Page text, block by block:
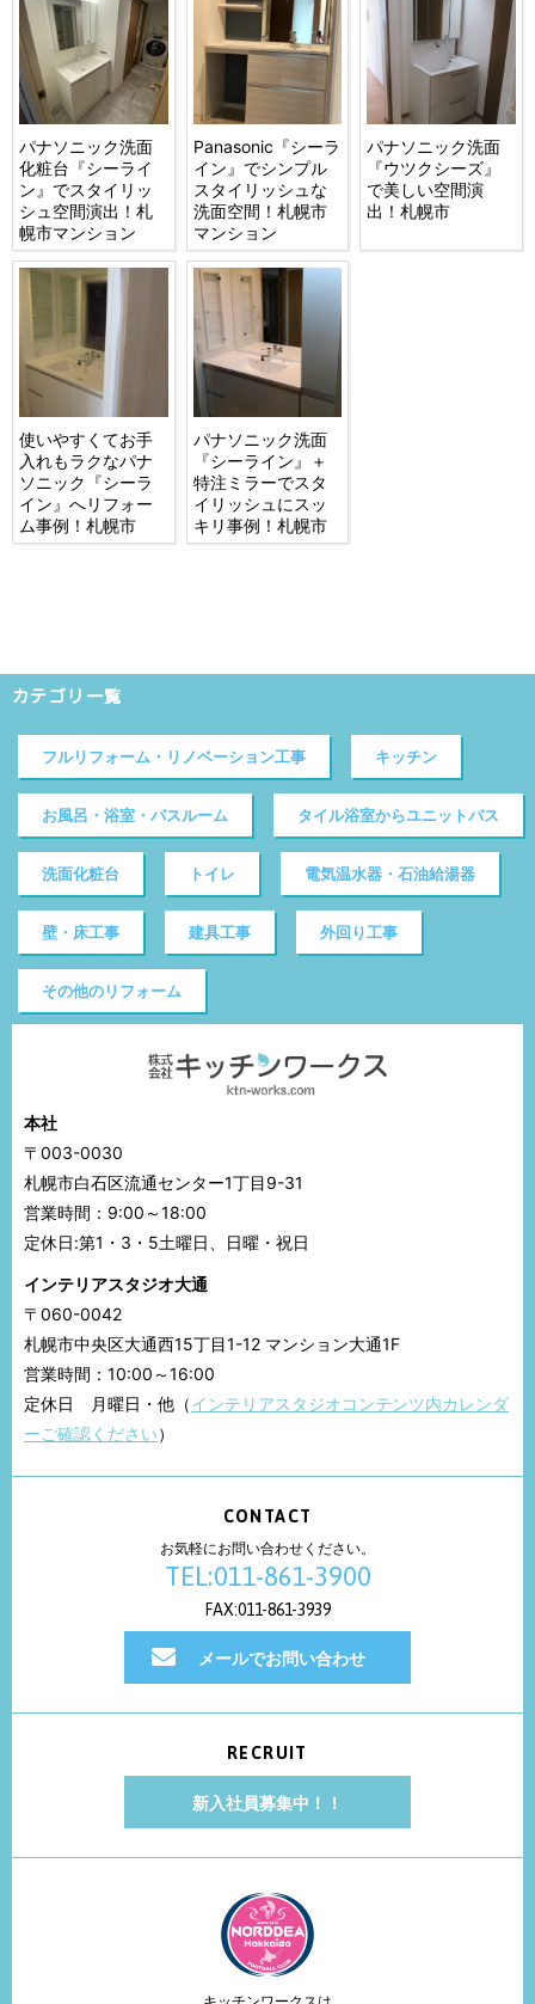
パナソニック洗面
化粧台『シーライ
ン』でスタイリッ
シュ空間演出！札
幌市マンション
Panasonic『シーラ
イン』でシンプル
スタイリッシュな
洗面空間！札幌市
マンション
パナソニック洗面
『ウツクシーズ』
で美しい空間演
出！札幌市
使いやすくてお手
入れもラクなパナ
ソニック『シーラ
イン』へリフォー
ム事例！札幌市
パナソニック洗面
『シーライン』＋
特注ミラーでスタ
イリッシュにスッ
キリ事例！札幌市
カテゴリ一覧
フルリフォーム・リノベーション工事 キッチン
お風呂・浴室・バスルーム タイル浴室からユニットバス
洗面化粧台 トイレ 電気温水器・石油給湯器
壁・床工事 建具工事 外回り工事
その他のリフォーム
本社
〒003-0030
札幌市白石区流通センター1丁目9-31
営業時間：9:00～18:00
定休日:第1・3・5土曜日、日曜・祝日
インテリアスタジオ大通
〒060-0042
札幌市中央区大通西15丁目1-12 マンション大通1F
営業時間：10:00～16:00
定休日 月曜日・他（インテリアスタジオコンテンツ内カレンダ
ーご確認ください）
CONTACT
お気軽にお問い合わせください。
TEL:011-861-3900
FAX:011-861-3939
メールでお問い合わせ
RECRUIT
新入社員募集中！！